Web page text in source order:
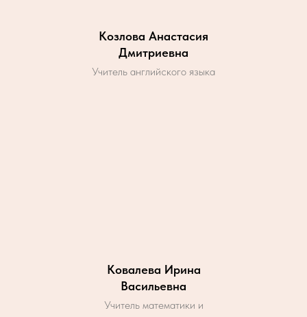
Козлова Анастасия
Дмитриевна
Учитель английского языка
Ковалева Ирина
Васильевна
Учитель математики и